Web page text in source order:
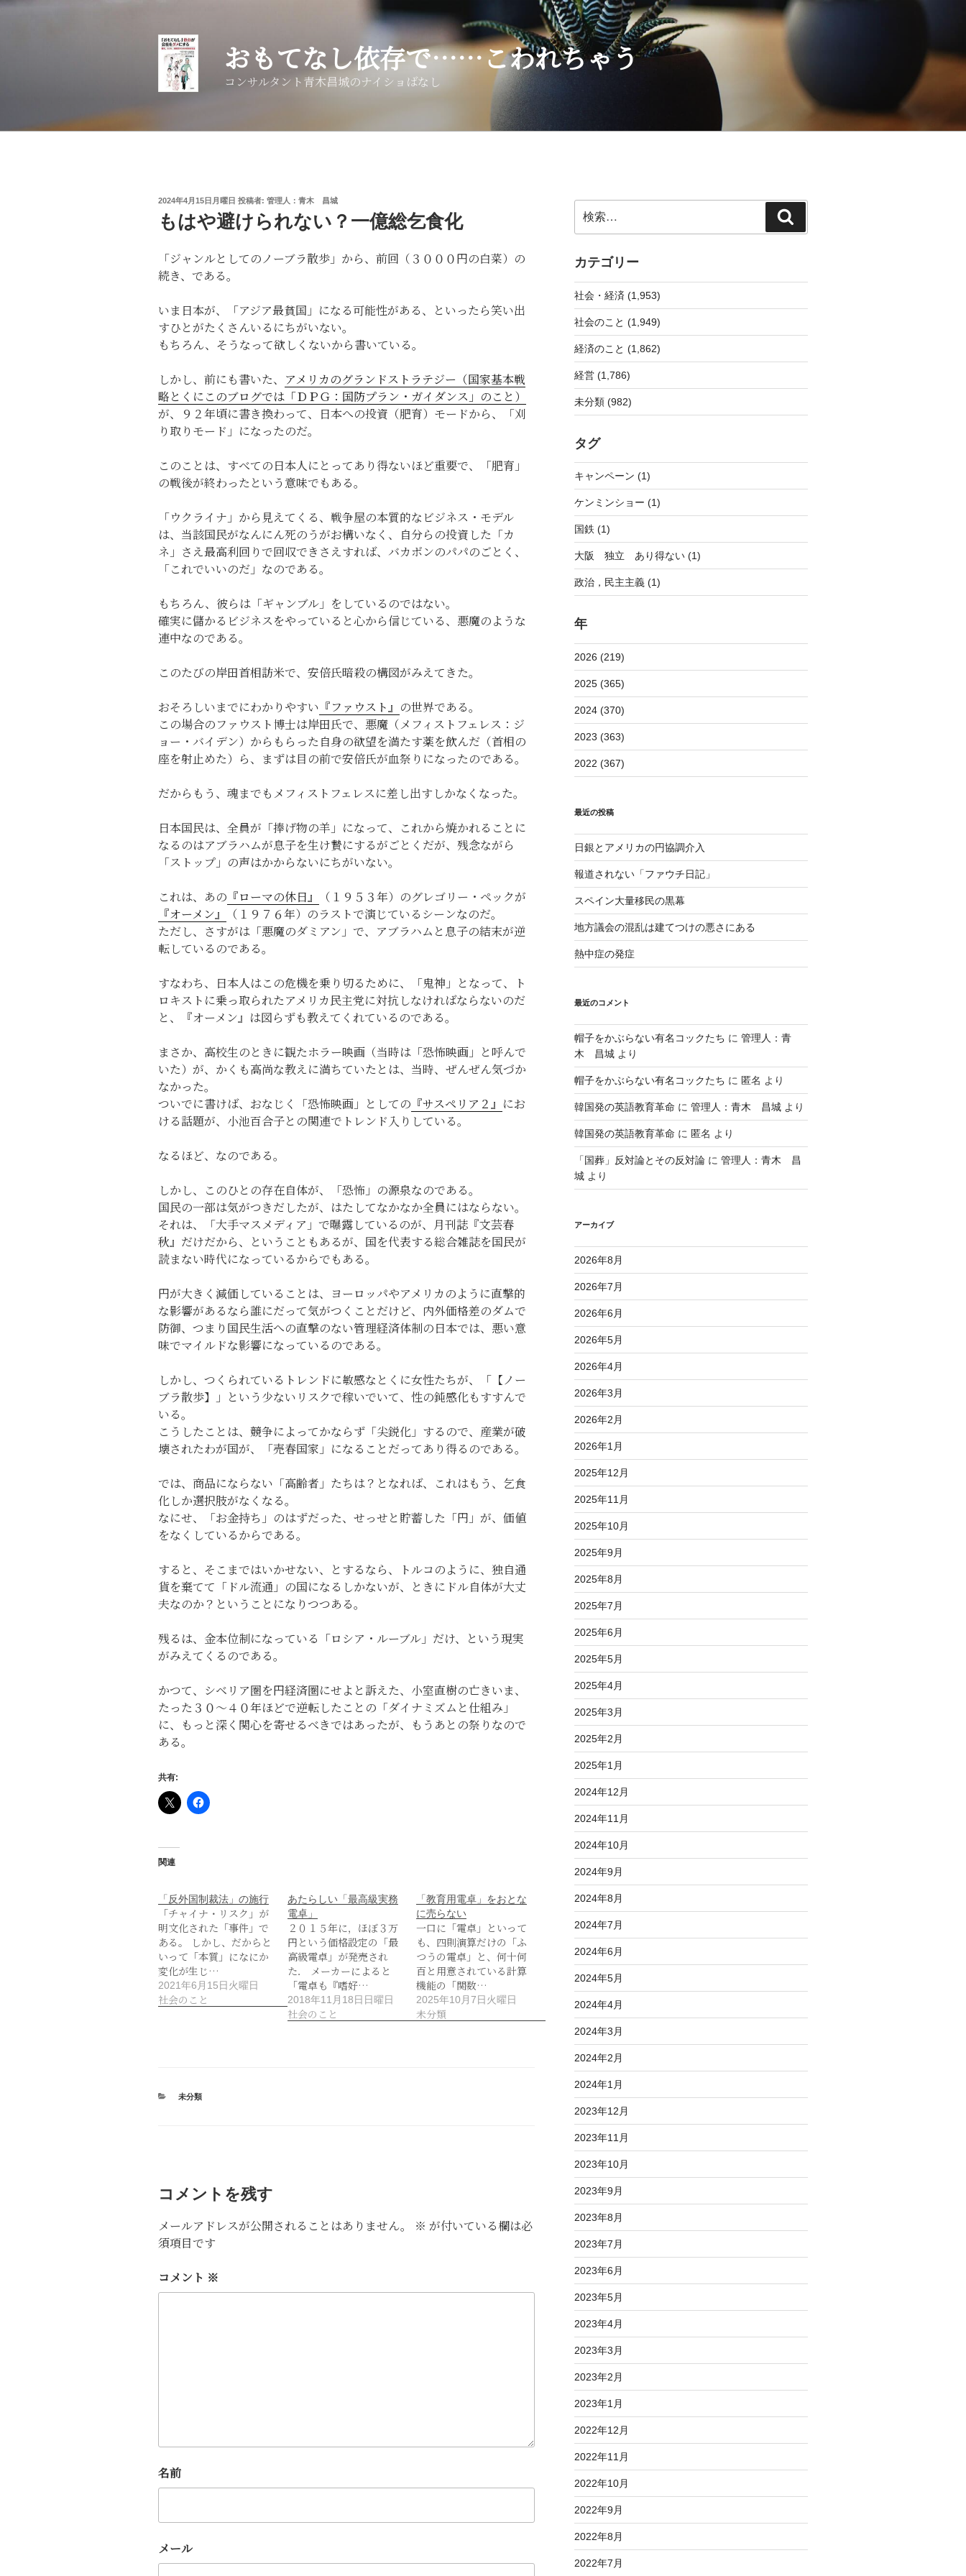
コ
キ
おもてなし依存で……こわれちゃう
コンサルタント青木昌城のナイショばなし
投
日:
2024年4月15日月曜日 投稿者: 管理人：青木 昌城
もはや避けられない？一億総乞食化
「ジャンルとしてのノーブラ散歩」から、前回（３０００円の白菜）の
続き、である。
いま日本が、「アジア最貧国」になる可能性がある、といったら笑い出
すひとがたくさんいるにちがいない。
もちろん、そうなって欲しくないから書いている。
しかし、前にも書いた、 アメリカのグランドストラテジー（国家基本戦
略とくにこのブログでは「ＤＰＧ：国防プラン・ガイダンス」のこと）
が、９２年頃に書き換わって、日本への投資（肥育）モードから、「刈
り取りモード」になったのだ。
このことは、すべての日本人にとってあり得ないほど重要で、「肥育」
の戦後が終わったという意味でもある。
「ウクライナ」から見えてくる、戦争屋の本質的なビジネス・モデル
は、当該国民がなんにん死のうがお構いなく、自分らの投資した「カ
ネ」さえ最高利回りで回収できさえすれば、バカボンのパパのごとく、
「これでいいのだ」なのである。
もちろん、彼らは「ギャンブル」をしているのではない。
確実に儲かるビジネスをやっていると心から信じている、悪魔のような
連中なのである。
このたびの岸田首相訪米で、安倍氏暗殺の構図がみえてきた。
おそろしいまでにわかりやすい 『ファウスト』 の世界である。
この場合のファウスト博士は岸田氏で、悪魔（メフィストフェレス：ジ
ョー・バイデン）からもらった自身の欲望を満たす薬を飲んだ（首相の
座を射止めた）ら、まずは目の前で安倍氏が血祭りになったのである。
だからもう、魂までもメフィストフェレスに差し出すしかなくなった。
日本国民は、全員が「捧げ物の羊」になって、これから焼かれることに
なるのはアブラハムが息子を生け贄にするがごとくだが、残念ながら
「ストップ」の声はかからないにちがいない。
これは、あの 『ローマの休日』
（１９５３年）のグレゴリー・ペックが
『オーメン』
（１９７６年）のラストで演じているシーンなのだ。
ただし、さすがは「悪魔のダミアン」で、アブラハムと息子の結末が逆
転しているのである。
すなわち、日本人はこの危機を乗り切るために、「鬼神」となって、ト
ロキストに乗っ取られたアメリカ民主党に対抗しなければならないのだ
と、『オーメン』は図らずも教えてくれているのである。
まさか、高校生のときに観たホラー映画（当時は「恐怖映画」と呼んで
いた）が、かくも高尚な教えに満ちていたとは、当時、ぜんぜん気づか
なかった。
ついでに書けば、おなじく「恐怖映画」としての 『サスペリア２』 にお
ける話題が、小池百合子との関連でトレンド入りしている。
なるほど、なのである。
しかし、このひとの存在自体が、「恐怖」の源泉なのである。
国民の一部は気がつきだしたが、はたしてなかなか全員にはならない。
それは、「大手マスメディア」で曝露しているのが、月刊誌『文芸春
秋』だけだから、ということもあるが、国を代表する総合雑誌を国民が
読まない時代になっているからでもある。
円が大きく減価していることは、ヨーロッパやアメリカのように直撃的
な影響があるなら誰にだって気がつくことだけど、内外価格差のダムで
防御、つまり国民生活への直撃のない管理経済体制の日本では、悪い意
味でマイルドな影響になっているのである。
しかし、つくられているトレンドに敏感なとくに女性たちが、「【ノー
ブラ散歩】」という少ないリスクで稼いでいて、性の鈍感化もすすんで
いる。
こうしたことは、競争によってかならず「尖鋭化」するので、産業が破
壊されたわが国が、「売春国家」になることだってあり得るのである。
では、商品にならない「高齢者」たちは？となれば、これはもう、乞食
化しか選択肢がなくなる。
なにせ、「お金持ち」のはずだった、せっせと貯蓄した「円」が、価値
をなくしているからである。
すると、そこまではいかせない、とするなら、トルコのように、独自通
貨を棄てて「ドル流通」の国になるしかないが、ときにドル自体が大丈
夫なのか？ということになりつつある。
残るは、金本位制になっている「ロシア・ルーブル」だけ、という現実
がみえてくるのである。
かつて、シベリア圏を円経済圏にせよと訴えた、小室直樹の亡きいま、
たった３０～４０年ほどで逆転したことの「ダイナミズムと仕組み」
に、もっと深く関心を寄せるべきではあったが、もうあとの祭りなので
ある。
共有:
関連
「反外国制裁法」の施行
「チャイナ・リスク」が
明文化された「事件」で
ある。 しかし、だからと
いって「本質」になにか
変化が生じ…
2021年6月15日火曜日
社会のこと
あたらしい「最高級実務
電卓」
２０１５年に，ほぼ３万
円という価格設定の「最
高級電卓」が発売され
た． メーカーによると
「電卓も『嗜好…
2018年11月18日日曜日
社会のこと
「教育用電卓」をおとな
に売らない
一口に「電卓」といって
も、四則演算だけの「ふ
つうの電卓」と、何十何
百と用意されている計算
機能の「関数…
2025年10月7日火曜日
未分類
カ
未分類
コメントを残す
メールアドレスが公開されることはありません。 ※ が付いている欄は必
須項目です
コメント ※
名前
メール
索:
索
カテゴリー
社会・経済 (1,953)
社会のこと (1,949)
経済のこと (1,862)
経営 (1,786)
未分類 (982)
タグ
キャンペーン (1)
ケンミンショー (1)
国鉄 (1)
大阪 独立 あり得ない (1)
政治，民主主義 (1)
年
2026 (219)
2025 (365)
2024 (370)
2023 (363)
2022 (367)
最近の投稿
日銀とアメリカの円協調介入
報道されない「ファウチ日記」
スペイン大量移民の黒幕
地方議会の混乱は建てつけの悪さにある
熱中症の発症
最近のコメント
帽子をかぶらない有名コックたち に 管理人：青
木 昌城より
帽子をかぶらない有名コックたち に 匿名 より
韓国発の英語教育革命 に 管理人：青木 昌城より
韓国発の英語教育革命 に 匿名 より
「国葬」反対論とその反対論に 管理人：青木 昌
城より
アーカイブ
2026年8月
2026年7月
2026年6月
2026年5月
2026年4月
2026年3月
2026年2月
2026年1月
2025年12月
2025年11月
2025年10月
2025年9月
2025年8月
2025年7月
2025年6月
2025年5月
2025年4月
2025年3月
2025年2月
2025年1月
2024年12月
2024年11月
2024年10月
2024年9月
2024年8月
2024年7月
2024年6月
2024年5月
2024年4月
2024年3月
2024年2月
2024年1月
2023年12月
2023年11月
2023年10月
2023年9月
2023年8月
2023年7月
2023年6月
2023年5月
2023年4月
2023年3月
2023年2月
2023年1月
2022年12月
2022年11月
2022年10月
2022年9月
2022年8月
2022年7月